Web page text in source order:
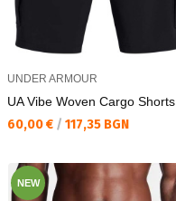
UNDER ARMOUR
UA Vibe Woven Cargo Shorts
Текуща цена:
60,00 € / 117,35 BGN
NEW